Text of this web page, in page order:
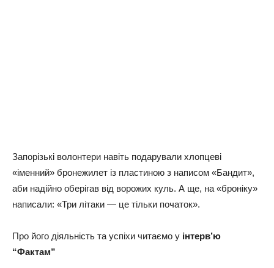
Запорізькі волонтери навіть подарували хлопцеві
«іменний» бронежилет із пластиною з написом «Бандит»,
аби надійно оберігав від ворожих куль. А ще, на «броніку»
написали: «Три літаки — це тільки початок».
Про його діяльність та успіхи читаємо у інтерв’ю
“Фактам”